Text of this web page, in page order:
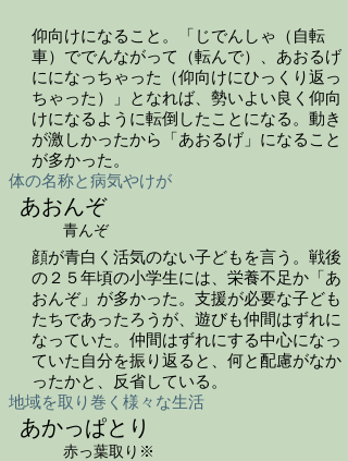
仰向けになること。「じでんしゃ（自転
車）ででんながって（転んで）、あおるげ
にになっちゃった（仰向けにひっくり返っ
ちゃった）」となれば、勢いよい良く仰向
けになるように転倒したことになる。動き
が激しかったから「あおるげ」になること
が多かった。
体の名称と病気やけが
あおんぞ
青んぞ
顔が青白く活気のない子どもを言う。戦後
の２５年頃の小学生には、栄養不足か「あ
おんぞ」が多かった。支援が必要な子ども
たちであったろうが、遊びも仲間はずれに
なっていた。仲間はずれにする中心になっ
ていた自分を振り返ると、何と配慮がなか
ったかと、反省している。
地域を取り巻く様々な生活
あかっぱとり
赤っ葉取り※